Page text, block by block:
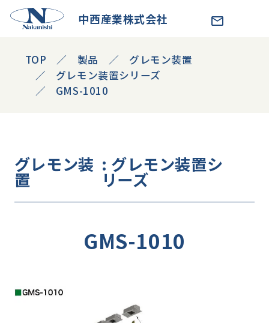
中西産業株式会社
TOP 製品
グレモン装置
グレモン装置シリーズ
GMS-1010
グレモン装
置
: グレモン装置シ
リーズ
GMS-1010